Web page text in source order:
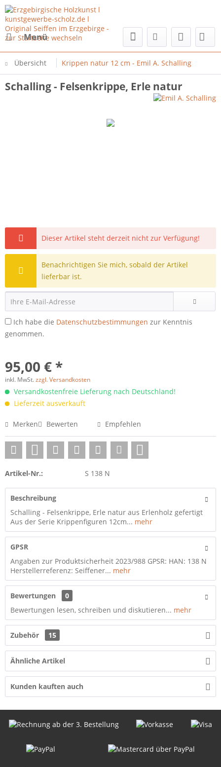
Menü
Übersicht Krippen natur 12 cm - Emil A. Schalling
Schalling - Felsenkrippe, Erle natur
Dieser Artikel steht derzeit nicht zur Verfügung!
Benachrichtigen Sie mich, sobald der Artikel
lieferbar ist.
Ich habe die Datenschutzbestimmungen zur Kenntnis
genommen.
95,00 € *
inkl. MwSt.zzgl. Versandkosten
Versandkostenfreie Lieferung nach Deutschland!
Lieferzeit ausverkauft
Merken Bewerten Empfehlen
Artikel-Nr.: S 138 N
Beschreibung
Schalling - Felsenkrippe, Erle natur aus Erlenholz gefertigt
Aus der Serie Krippenfiguren 12cm... mehr
GPSR
Angaben zur Produktsicherheit 2023/988 GPSR: HAN: 138 N
Herstellerreferenz: Seiffener... mehr
Bewertungen
0
Bewertungen lesen, schreiben und diskutieren... mehr
Zubehör 15
Ähnliche Artikel
Kunden kauften auch